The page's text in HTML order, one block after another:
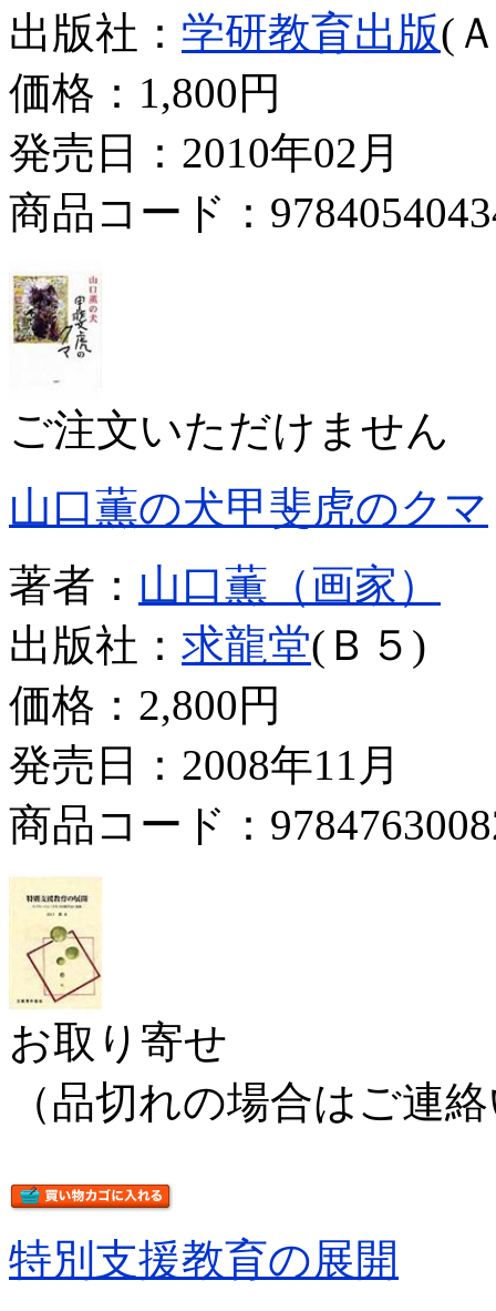
出版社： 学研教育出版(
価格： 1,800円
発売日：2010年02月
商品コード：
ご注文いただけません
山口薫の犬甲斐虎のクマ
著者： 山口薫（画家）
出版社： 求龍堂(Ｂ５)
価格： 2,800円
発売日：2008年11月
商品コード：
お取り寄せ
（品切れの場合はご連
特別支援教育の展開